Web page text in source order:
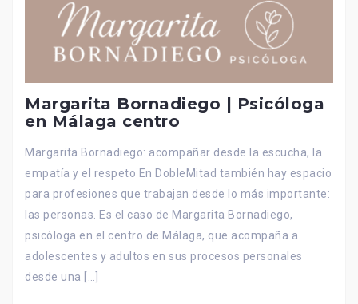
Margarita Bornadiego | Psicóloga
en Málaga centro
Margarita Bornadiego: acompañar desde la escucha, la
empatía y el respeto En DobleMitad también hay espacio
para profesiones que trabajan desde lo más importante:
las personas. Es el caso de Margarita Bornadiego,
psicóloga en el centro de Málaga, que acompaña a
adolescentes y adultos en sus procesos personales
desde una […]